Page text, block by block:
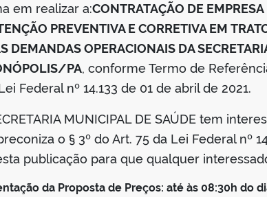
em realizar a:CONTRATAÇÃO DE
PREVENTIVA E CORRETIVA EM
DEMANDAS OPERACIONAIS DA
PA, conforme Termo de
Federal nº 14.133 de 01 de abril de 2021.
MUNICIPAL DE SAÚDE tem
o § 3º do Art. 75 da Lei Federal nº
publicação para que qualquer
da Proposta de Preços: até às 08:30h do